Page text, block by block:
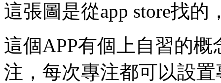
這張圖是從app store找
這個APP有個上自習的
注，每次專注都可以設